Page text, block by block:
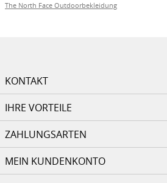
The North Face Outdoorbekleidung
KONTAKT
IHRE VORTEILE
ZAHLUNGSARTEN
MEIN KUNDENKONTO